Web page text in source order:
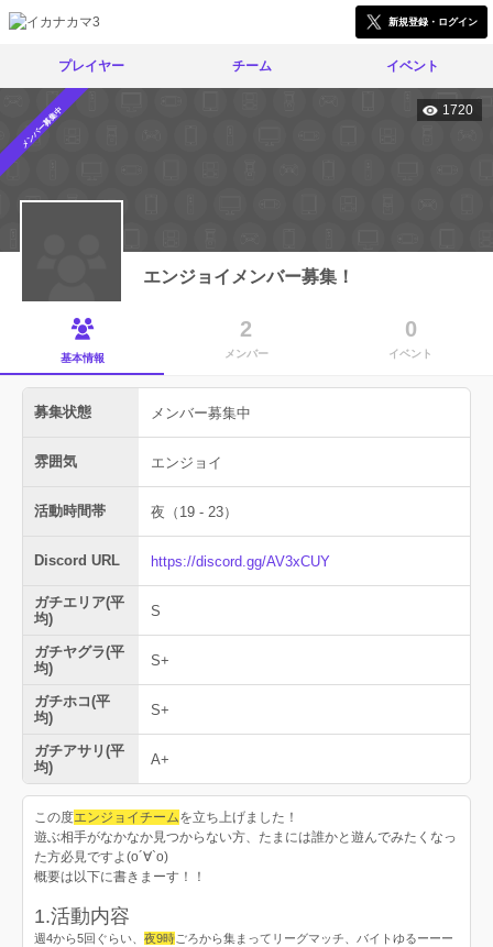
新規登録・ログイン
プレイヤー チーム イベント
メンバー募集中 1720
エンジョイメンバー募集！
基本情報
2
メンバー
0
イベント
募集状態 メンバー募集中
雰囲気 エンジョイ
活動時間帯 夜（19 - 23）
Discord URL https://discord.gg/AV3xCUY
ガチエリア(平
均)
S
ガチヤグラ(平
均)
S+
ガチホコ(平
均)
S+
ガチアサリ(平
均)
A+
この度エンジョイチームを立ち上げました！
遊ぶ相手がなかなか見つからない方、たまには誰かと遊んでみたくなっ
た方必見ですよ(о´∀`о)
概要は以下に書きまーす！！
1.活動内容
週4から5回ぐらい、 夜9時ごろから集まってリーグマッチ、バイトゆるーーー